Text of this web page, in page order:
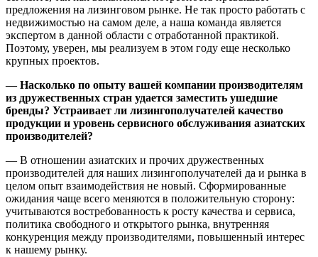
предложения на лизинговом рынке. Не так просто работать с
недвижимостью на самом деле, а наша команда является
экспертом в данной области с отработанной практикой.
Поэтому, уверен, мы реализуем в этом году еще несколько
крупных проектов.
— Насколько по опыту вашей компании производителям
из дружественных стран удается заместить ушедшие
бренды? Устраивает ли лизингополучателей качество
продукции и уровень сервисного обслуживания азиатских
производителей?
— В отношении азиатских и прочих дружественных
производителей для наших лизингополучателей да и рынка в
целом опыт взаимодействия не новый. Сформированные
ожидания чаще всего меняются в положительную сторону:
учитываются востребованность к росту качества и сервиса,
политика свободного и открытого рынка, внутренняя
конкуренция между производителями, повышенный интерес
к нашему рынку.